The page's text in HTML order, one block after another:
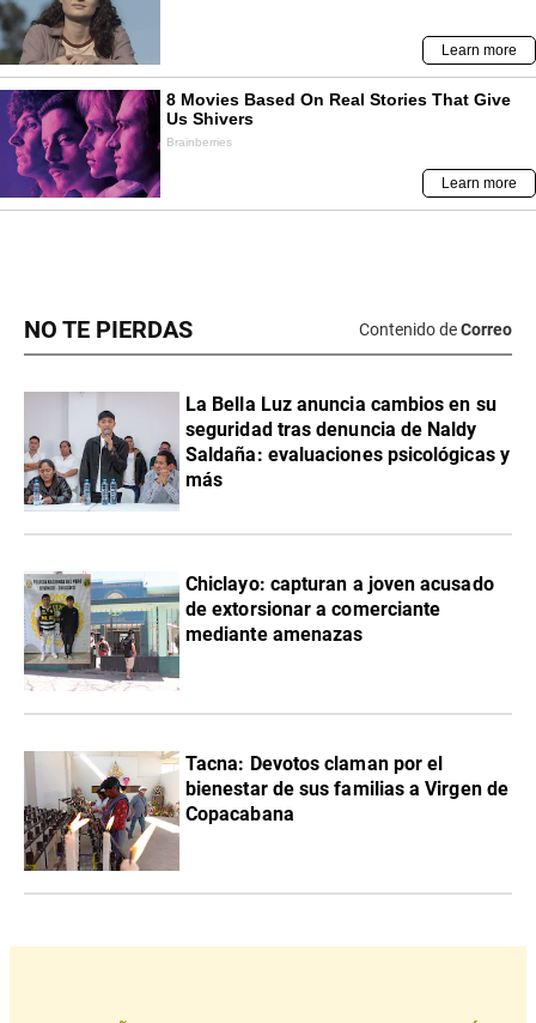
NO TE PIERDAS Contenido deCorreo
La Bella Luz anuncia cambios en su
seguridad tras denuncia de Naldy
Saldaña: evaluaciones psicológicas y
más
Chiclayo: capturan a joven acusado
de extorsionar a comerciante
mediante amenazas
Tacna: Devotos claman por el
bienestar de sus familias a Virgen de
Copacabana